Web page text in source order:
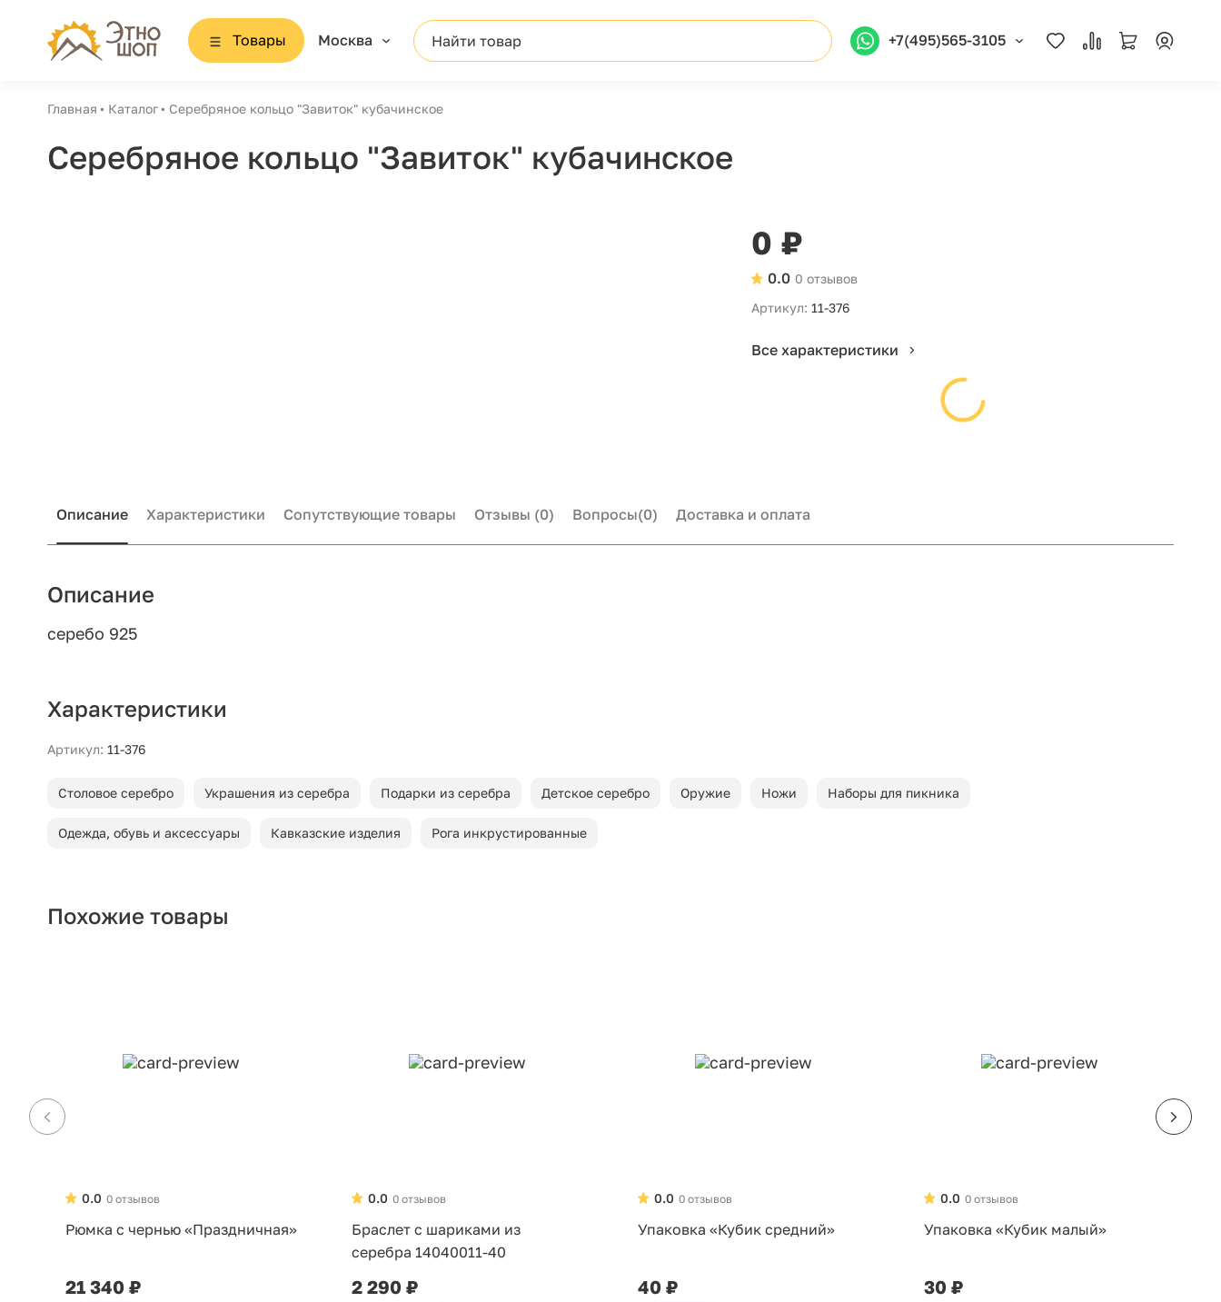
Товары Москва Найти товар +7(495)565-3105
Главная Каталог Серебряное кольцо "Завиток" кубачинское
Серебряное кольцо "Завиток" кубачинское
0 ₽
0 отзывов
0.0
Артикул: 11-376
Все характеристики
Описание Характеристики Сопутствующие товары Отзывы (0) Вопросы(0) Доставка и оплата
Описание
серебо 925
Характеристики
Артикул: 11-376
Столовое серебро Украшения из серебра Подарки из серебра Детское серебро Оружие Ножи Наборы для пикника
Одежда, обувь и аксессуары Кавказские изделия Рога инкрустированные
Похожие товары
0 отзывов
0.0
Рюмка с чернью «Праздничная»
21 340 ₽
0 отзывов
0.0
Браслет с шариками из
серебра 14040011-40
2 290 ₽
0 отзывов
0.0
Упаковка «Кубик средний»
40 ₽
0 отзывов
0.0
Упаковка «Кубик малый»
30 ₽